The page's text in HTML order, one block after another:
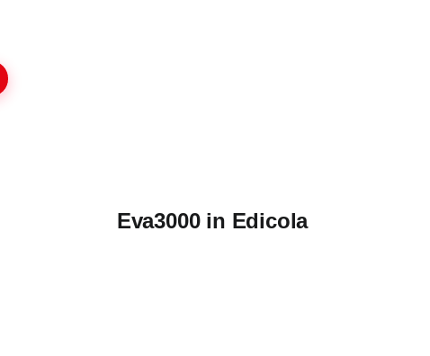
Eva3000 in Edicola